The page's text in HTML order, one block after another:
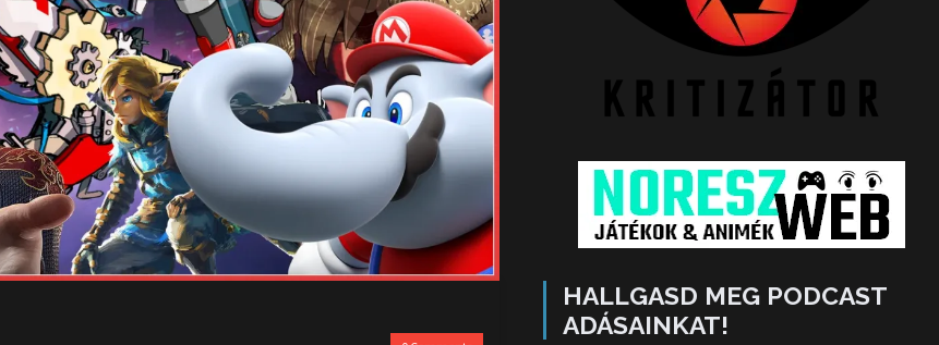
HALLGASD MEG PODCAST
ADÁSAINKAT!